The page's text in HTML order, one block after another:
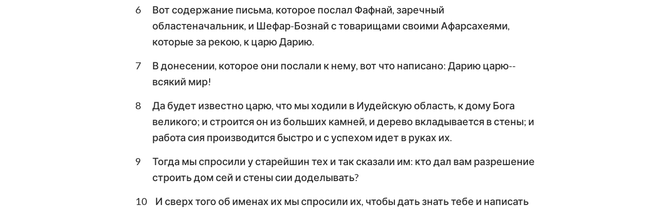
Плач Иеремии Иезекииль
Даниил Осия
Иоиль Амос
Авдия
Михей Наум
Малахия
Тимофею
Тимофею
Послание к
Послание Иакова
Первое послание
Иоанна
Иоанна
Иоанна
Послание Иуды
Откровение Иоанна
Богослова
6
Вот содержание письма, которое послал Фафнай, заречный
областеначальник, и Шефар-Бознай с товарищами своими Афарсахеями,
которые за рекою, к царю Дарию.
7
В донесении, которое они послали к нему, вот что написано: Дарию царю--
всякий мир!
8
Да будет известно царю, что мы ходили в Иудейскую область, к дому Бога
великого; и строится он из больших камней, и дерево вкладывается в стены; и
работа сия производится быстро и с успехом идет в руках их.
9
Тогда мы спросили у старейшин тех и так сказали им: кто дал вам разрешение
строить дом сей и стены сии доделывать?
10
И сверх того об именах их мы спросили их, чтобы дать знать тебе и написать